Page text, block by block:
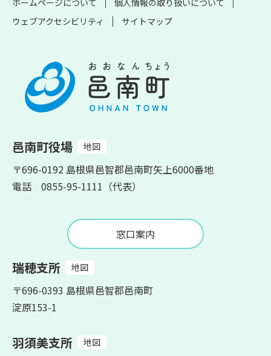
ホームページについて
個人情報の取り扱いについて
ウェブアクセシビリティ
サイトマップ
邑南町役場 地図
〒696-0192 島根県邑智郡邑南町矢上6000番地
電話 0855-95-1111（代表）
窓口案内
瑞穂支所 地図
〒696-0393 島根県邑智郡邑南町
淀原153-1
羽須美支所 地図